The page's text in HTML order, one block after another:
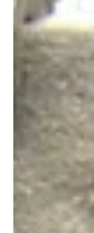
Mundo de
As lendas
romances
rei Arthur, um
histórias,
cavaleirescos,
continuam a
desde livros e
Elementos
figura central